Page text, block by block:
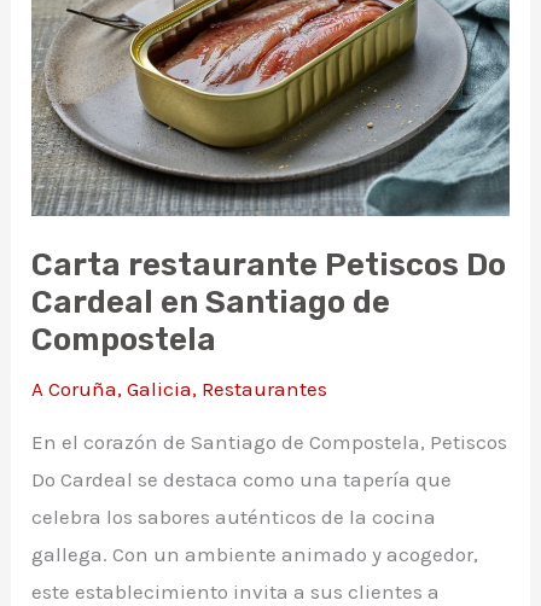
de
Compostela
Carta restaurante Petiscos Do
Cardeal en Santiago de
Compostela
A Coruña,Galicia, Restaurantes
En el corazón de Santiago de Compostela, Petiscos
Do Cardeal se destaca como una tapería que
celebra los sabores auténticos de la cocina
gallega. Con un ambiente animado y acogedor,
este establecimiento invita a sus clientes a